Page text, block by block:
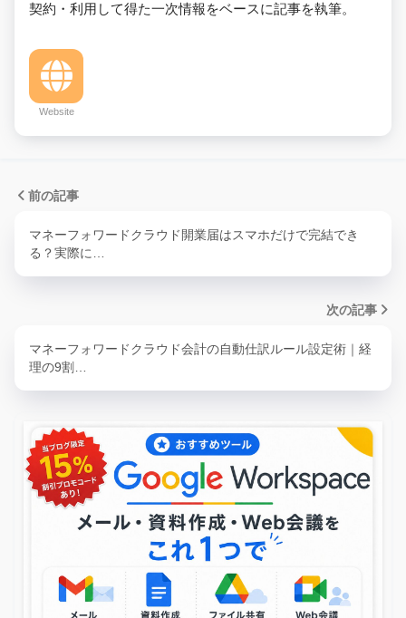
契約・利用して得た一次情報をベースに記事を執筆。
Website
前の記事
マネーフォワードクラウド開業届はスマホだけで完結でき
る？実際に…
次の記事
マネーフォワードクラウド会計の自動仕訳ルール設定術｜経
理の9割…